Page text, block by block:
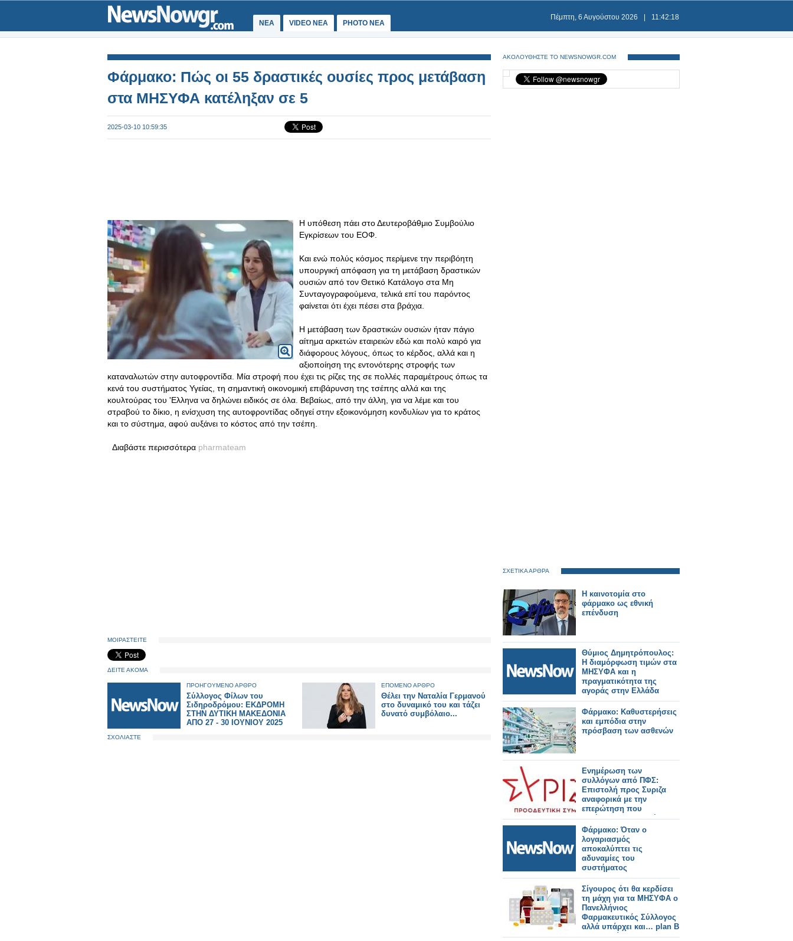
ΝΕΑ VIDEO NEA PHOTO NEA
Πέμπτη, 6 Αυγούστου 2026 11:42:18
Φάρμακο: Πώς οι 55 δραστικές ουσίες προς μετάβαση
στα ΜΗΣΥΦΑ κατέληξαν σε 5
2025-03-10 10:59:35
Η υπόθεση πάει στο Δευτεροβάθμιο Συμβούλιο
Εγκρίσεων του ΕΟΦ.
Και ενώ πολύς κόσμος περίμενε την περιβόητη
υπουργική απόφαση για τη μετάβαση δραστικών
ουσιών από τον Θετικό Κατάλογο στα Μη
Συνταγογραφούμενα, τελικά επί του παρόντος
φαίνεται ότι έχει πέσει στα βράχια.
Η μετάβαση των δραστικών ουσιών ήταν πάγιο
αίτημα αρκετών εταιρειών εδώ και πολύ καιρό για
διάφορους λόγους, όπως το κέρδος, αλλά και η
αξιοποίηση της εντονότερης στροφής των
καταναλωτών στην αυτοφροντίδα. Μία στροφή που έχει τις ρίζες της σε πολλές παραμέτρους όπως τα
κενά του συστήματος Υγείας, τη σημαντική οικονομική επιβάρυνση της τσέπης αλλά και της
κουλτούρας του 'Ελληνα να δηλώνει ειδικός σε όλα. Βεβαίως, από την άλλη, για να λέμε και του
στραβού το δίκιο, η ενίσχυση της αυτοφροντίδας οδηγεί στην εξοικονόμηση κονδυλίων για το κράτος
και το σύστημα, αφού αυξάνει το κόστος από την τσέπη.
Διαβάστε περισσότερα pharmateam
ΜΟΙΡΑΣΤΕΙΤΕ
ΔΕΙΤΕ ΑΚΟΜΑ
ΠΡΟΗΓΟΥΜΕΝΟ ΑΡΘΡΟ
Σύλλογος Φίλων του
Σιδηροδρόμου: ΕΚΔΡΟΜΗ
ΣΤΗΝ ΔΥΤΙΚΗ ΜΑΚΕΔΟΝΙΑ
ΑΠΟ 27 - 30 ΙΟΥΝΙΟΥ 2025
ΕΠΟΜΕΝΟ ΑΡΘΡΟ
Θέλει την Ναταλία Γερμανού
στο δυναμικό του και τάζει
δυνατό συμβόλαιο...
ΣΧΟΛΙΑΣΤΕ
ΑΚΟΛΟΥΘΗΣΤΕ ΤΟ NEWSNOWGR.COM
ΣΧΕΤΙΚΑ ΑΡΘΡΑ
Η καινοτομία στο
φάρμακο ως εθνική
επένδυση
Θύμιος Δημητρόπουλος:
Η διαμόρφωση τιμών στα
ΜΗΣΥΦΑ και η
πραγματικότητα της
αγοράς στην Ελλάδα
Φάρμακο: Καθυστερήσεις
και εμπόδια στην
πρόσβαση των ασθενών
Ενημέρωση των
συλλόγων από ΠΦΣ:
Επιστολή προς Συριζα
αναφορικά με την
επερώτηση που
κατέθεσαν Βουλευτές του
για τα ΜΗΣΥΦΑ
Φάρμακο: Όταν ο
λογαριασμός
αποκαλύπτει τις
αδυναμίες του
συστήματος
Σίγουρος ότι θα κερδίσει
τη μάχη για τα ΜΗΣΥΦΑ ο
Πανελλήνιος
Φαρμακευτικός Σύλλογος
αλλά υπάρχει και… plan Β
- Η ανακοίνωση του